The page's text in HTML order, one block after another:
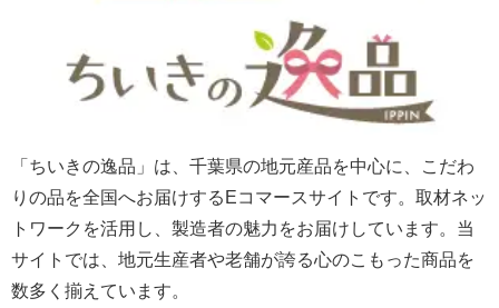
「ちいきの逸品」は、千葉県の地元産品を中心に、こだわ
りの品を全国へお届けするEコマースサイトです。取材ネッ
トワークを活用し、製造者の魅力をお届けしています。当
サイトでは、地元生産者や老舗が誇る心のこもった商品を
数多く揃えています。